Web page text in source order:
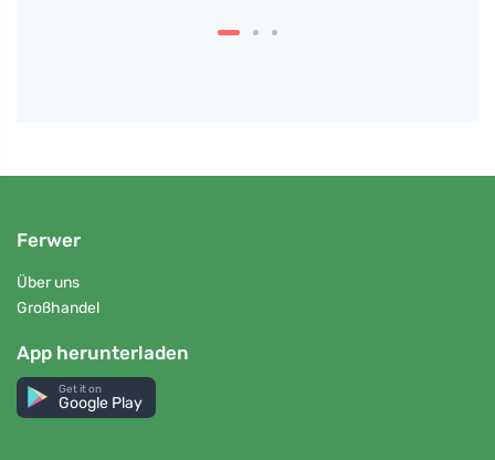
Ferwer
Über uns
Großhandel
App herunterladen
Get it on
Google Play